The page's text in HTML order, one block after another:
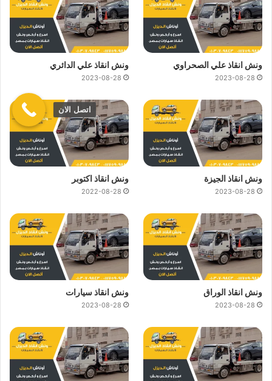
ونش انقاذ علي الصحراوي
2023-08-28
ونش انقاذ علي الدائري
2023-08-28
ونش انقاذ الجيزة
2023-08-28
ونش انقاذ اكتوبر
2022-08-28
ونش انقاذ الوراق
2023-08-28
ونش انقاذ سيارات
2023-08-28
اتصل الان